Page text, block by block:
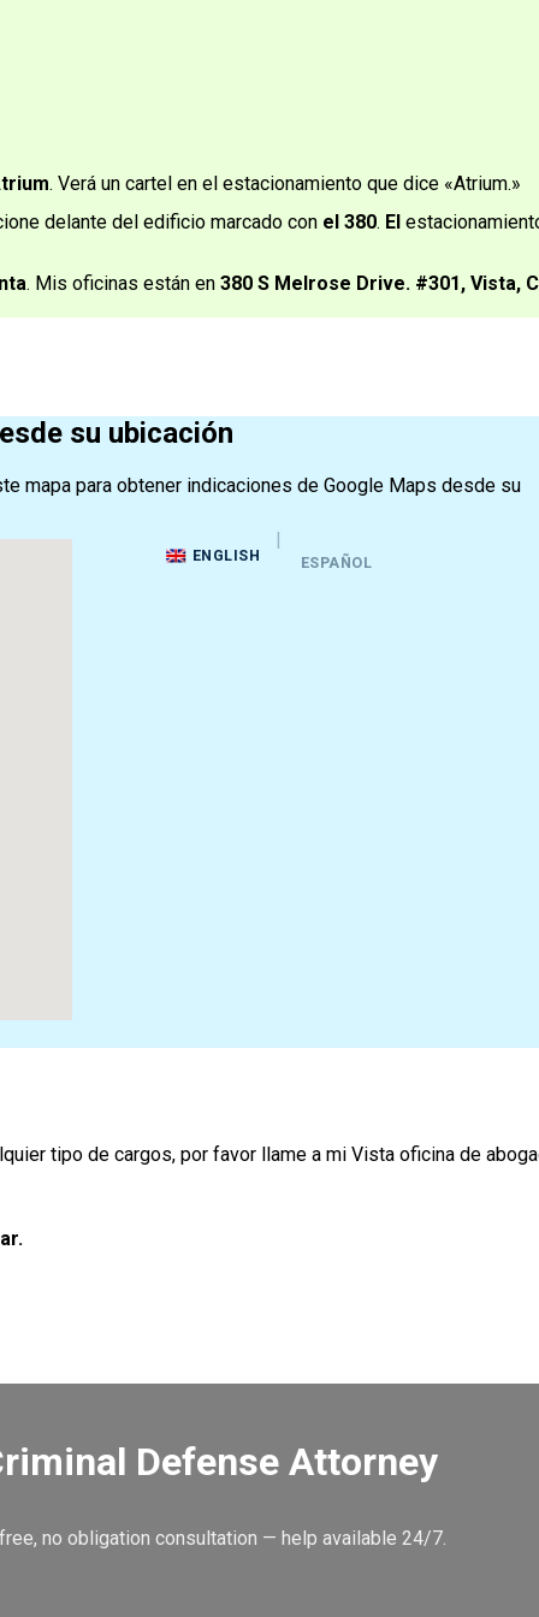
ENGLISH ESPAÑOL
. Verá un cartel en el estacionamiento que dice «Atrium.»
delante del edificio marcado con el 380. El
. Mis oficinas están en 380 S Melrose Drive. #301, Vista,
su ubicación
mapa para obtener indicaciones de Google Maps desde su
tipo de cargos, por favor llame a mi Vista oficina de
Defense Attorney
no obligation consultation — help available 24/7.